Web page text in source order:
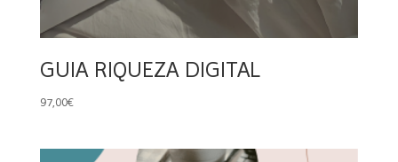
GUIA RIQUEZA DIGITAL
97,00€